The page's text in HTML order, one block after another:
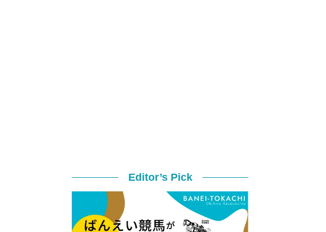
Editor’s Pick